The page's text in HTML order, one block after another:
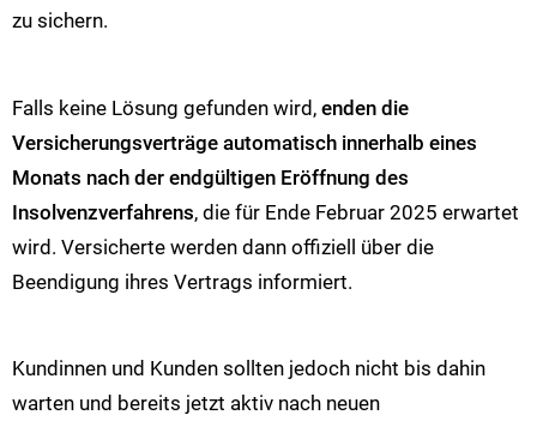
zu sichern.
Falls keine Lösung gefunden wird, enden die
Versicherungsverträge automatisch innerhalb eines
Monats nach der endgültigen Eröffnung des
Insolvenzverfahrens, die für Ende Februar 2025 erwartet
wird. Versicherte werden dann offiziell über die
Beendigung ihres Vertrags informiert.
Kundinnen und Kunden sollten jedoch nicht bis dahin
warten und bereits jetzt aktiv nach neuen